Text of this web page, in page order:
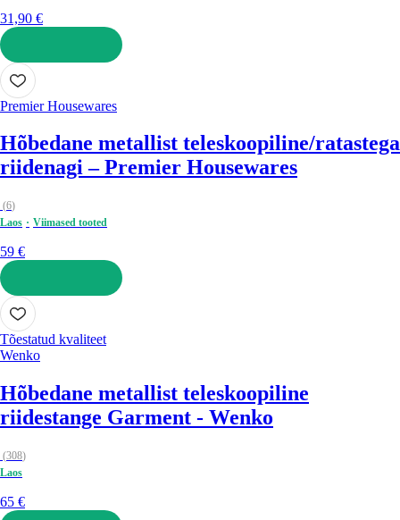
31,90 €
LISA OSTUKORVI
Premier Housewares
Hõbedane metallist teleskoopiline/ratastega
riidenagi – Premier Housewares
(6)
Laos
Viimased tooted
59 €
LISA OSTUKORVI
Tõestatud kvaliteet
Wenko
Hõbedane metallist teleskoopiline
riidestange Garment - Wenko
(308)
Laos
65 €